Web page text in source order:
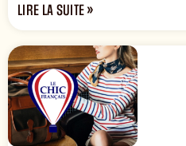
LIRE LA SUITE »